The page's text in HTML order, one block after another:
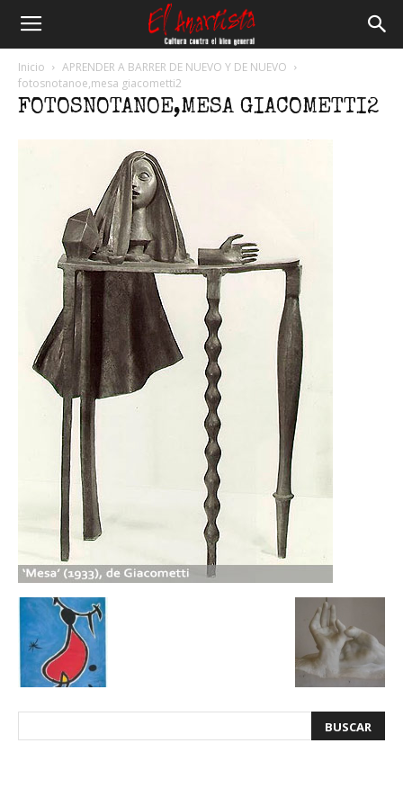
Anartista
Inicio
APRENDER A BARRER DE NUEVO Y DE NUEVO
fotosnotanoe,mesa giacometti2
FOTOSNOTANOE,MESA GIACOMETTI2